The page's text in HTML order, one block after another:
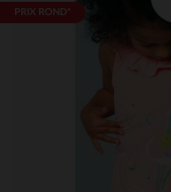
PRIX ROND*